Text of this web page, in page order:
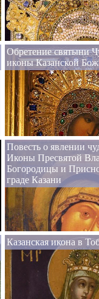
Обретение святыни
иконы Казанской
Повесть о явлении
Иконы Пресвятой
Богородицы и
граде Казани
Казанская икона в